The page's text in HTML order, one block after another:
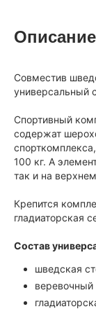
Описание
Совместив
универсальный
Спортивный
содержат
100 кг. А
так и на
Крепится
гладиаторская
Состав
шведская
веревочный